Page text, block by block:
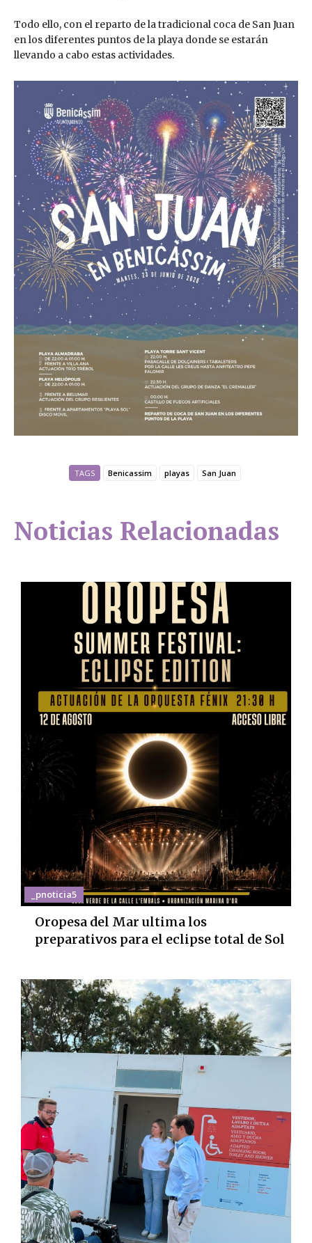
Todo ello, con el reparto de la tradicional coca de San Juan
en los diferentes puntos de la playa donde se estarán
llevando a cabo estas actividades.
TAGS Benicassim playas San Juan
Noticias Relacionadas
_pnoticia5
Oropesa del Mar ultima los
preparativos para el eclipse total de Sol